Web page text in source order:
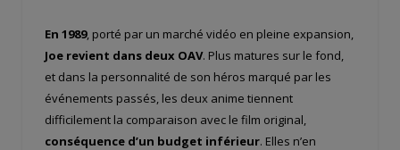
En 1989, porté par un marché vidéo en pleine expansion,
Joe revient dans deux OAV. Plus matures sur le fond,
et dans la personnalité de son héros marqué par les
événements passés, les deux anime tiennent
difficilement la comparaison avec le film original,
conséquence d’un budget inférieur. Elles n’en